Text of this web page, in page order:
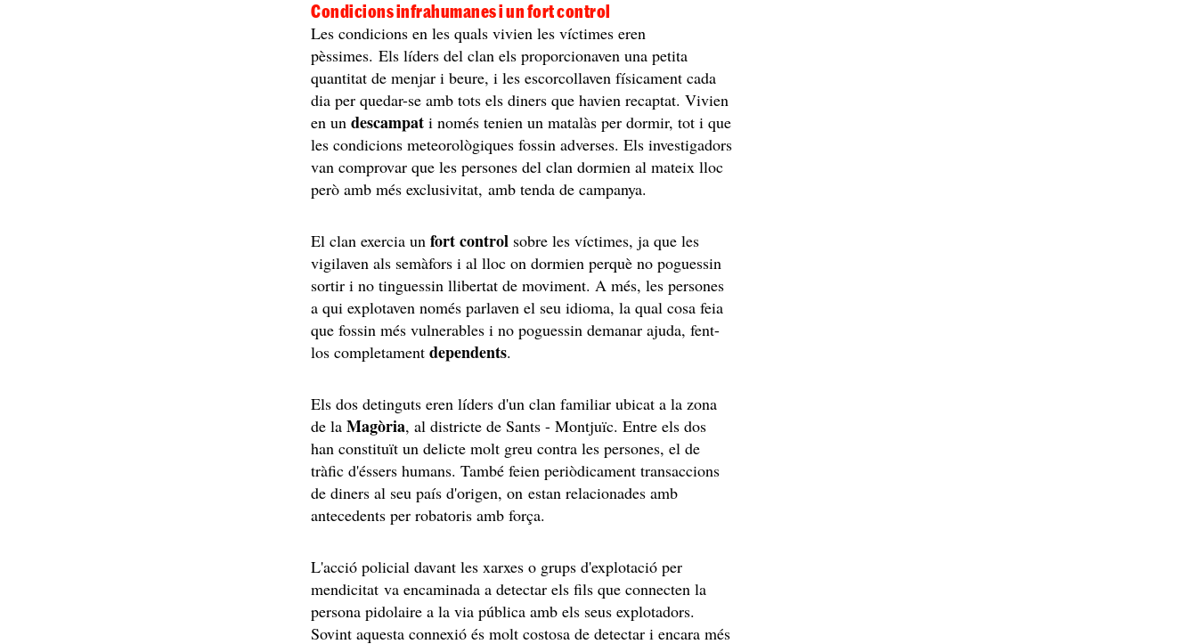
Condicions infrahumanes i un fort control
Les condicions en les quals vivien les víctimes eren
pèssimes. Els líders del clan els proporcionaven una petita
quantitat de menjar i beure, i les escorcollaven físicament cada
dia per quedar-se amb tots els diners que havien recaptat. Vivien
en undescampati només tenien un matalàs per dormir, tot i que
les condicions meteorològiques fossin adverses. Els investigadors
van comprovar que les persones del clan dormien al mateix lloc
però amb més exclusivitat, amb tenda de campanya.
El clan exercia un fort control sobre les víctimes, ja que les
vigilaven als semàfors i al lloc on dormien perquè no poguessin
sortir i no tinguessin llibertat de moviment. A més, les persones
a qui explotaven només parlaven el seu idioma, la qual cosa feia
que fossin més vulnerables i no poguessin demanar ajuda, fent-
los completamentdependents.
Els dos detinguts eren líders d'un clan familiar ubicat a la zona
de laMagòria, al districte de Sants - Montjuïc. Entre els dos
han constituït un delicte molt greu contra les persones, el de
tràfic d'éssers humans. També feien periòdicament transaccions
de diners al seu país d'origen, on estan relacionades amb
antecedents per robatoris amb força.
L'acció policial davant les xarxes o grups d'explotació per
mendicitat va encaminada a detectar els fils que connecten la
persona pidolaire a la via pública amb els seus explotadors.
Sovint aquesta connexió és molt costosa de detectar i encara més